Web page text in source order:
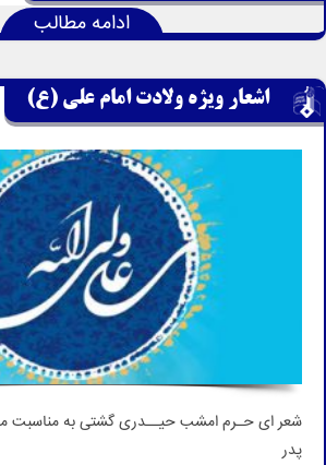
ادامه مطالب
اشعار ویژه ولادت امام علی (ع)
شعر ای حـرم امشب حیــدری گشتی به مناسبت
پدر